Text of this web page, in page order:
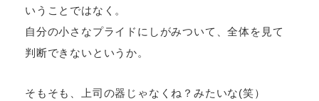
いうことではなく。
自分の小さなプライドにしがみついて、全体を見て
判断できないというか。
そもそも、上司の器じゃなくね？みたいな(笑）